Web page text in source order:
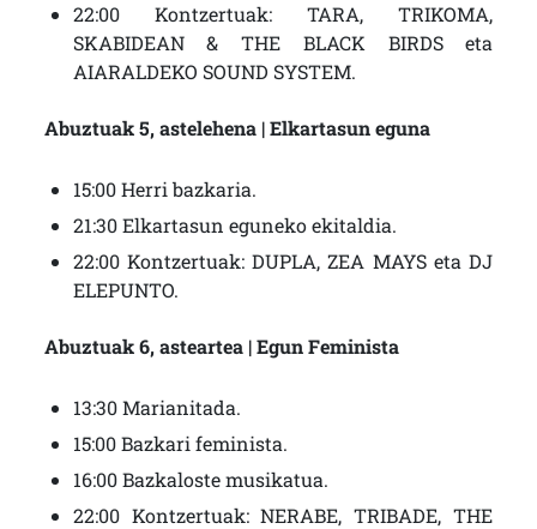
22:00 Kontzertuak: TARA, TRIKOMA,
SKABIDEAN & THE BLACK BIRDS eta
AIARALDEKO SOUND SYSTEM.
Abuztuak 5, astelehena | Elkartasun eguna
15:00 Herri bazkaria.
21:30 Elkartasun eguneko ekitaldia.
22:00 Kontzertuak: DUPLA, ZEA MAYS eta DJ
ELEPUNTO.
Abuztuak 6, asteartea | Egun Feminista
13:30 Marianitada.
15:00 Bazkari feminista.
16:00 Bazkaloste musikatua.
22:00 Kontzertuak: NERABE, TRIBADE, THE